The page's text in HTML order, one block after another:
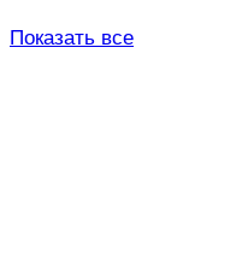
Показать все